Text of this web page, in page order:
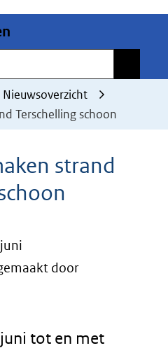
Nieuwsoverzicht
Terschelling schoon
strand
door
tot en met